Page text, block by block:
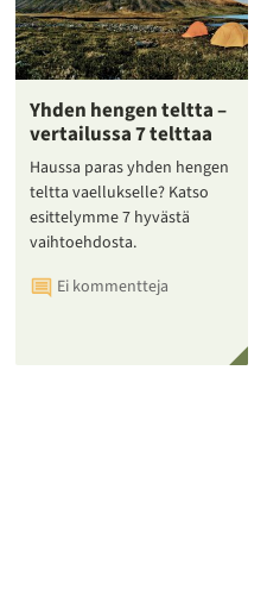
Yhden hengen teltta –
vertailussa 7 telttaa
Haussa paras yhden hengen
teltta vaellukselle? Katso
esittelymme 7 hyvästä
vaihtoehdosta.
Ei kommentteja